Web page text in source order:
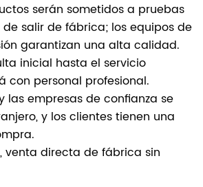
serán sometidos a pruebas
salir de fábrica; los equipos de
garantizan una alta calidad.
inicial hasta el servicio
con personal profesional.
las empresas de confianza se
y los clientes tienen una
venta directa de fábrica sin